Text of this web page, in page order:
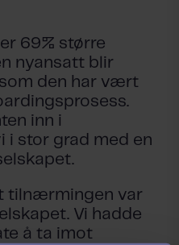
69% større
nyansatt blir
den har vært
inn i
i stor grad med en
tilnærmingen var
Vi hadde
å ta imot